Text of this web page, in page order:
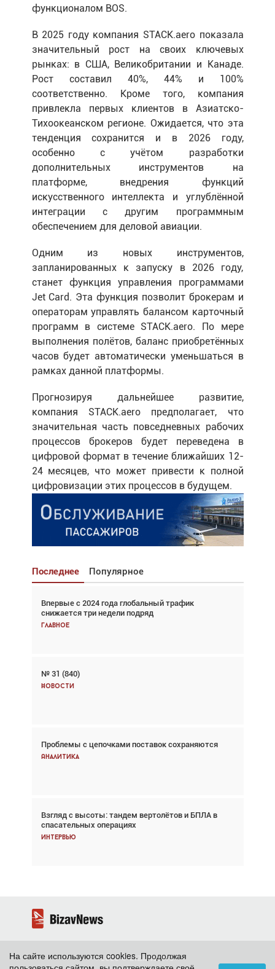
функционалом BOS.
В 2025 году компания STACK.aero показала
значительный рост на своих ключевых
рынках: в США, Великобритании и Канаде.
Рост составил 40%, 44% и 100%
соответственно. Кроме того, компания
привлекла первых клиентов в Азиатско-
Тихоокеанском регионе. Ожидается, что эта
тенденция сохранится и в 2026 году,
особенно с учётом разработки
дополнительных инструментов на
платформе, внедрения функций
искусственного интеллекта и углублённой
интеграции с другим программным
обеспечением для деловой авиации.
Одним из новых инструментов,
запланированных к запуску в 2026 году,
станет функция управления программами
Jet Card. Эта функция позволит брокерам и
операторам управлять балансом карточный
программ в системе STACK.aero. По мере
выполнения полётов, баланс приобретённых
часов будет автоматически уменьшаться в
рамках данной платформы.
Прогнозируя дальнейшее развитие,
компания STACK.aero предполагает, что
значительная часть повседневных рабочих
процессов брокеров будет переведена в
цифровой формат в течение ближайших 12-
24 месяцев, что может привести к полной
цифровизации этих процессов в будущем.
Последнее Популярное
Впервые с 2024 года глобальный трафик
снижается три недели подряд
Главное
№ 31 (840)
Новости
Проблемы с цепочками поставок сохраняются
Аналитика
Взгляд с высоты: тандем вертолётов и БПЛА в
спасательных операциях
Интервью
Взгляд с высоты: тандем вертолётов и БПЛА в
спасательных операциях
Главное
Авиационный фотограф Дэйв Кох: «Фотография
говорит сама за себя... а ИИ всё портит»
Впервые с 2024 года глобальный трафик
снижается три недели подряд
Частный самолёт – это актив. Подходите к
покупке соответствующим образом
Интервью
2026 ©BizavNews
На сайте используются cookies. Продолжая